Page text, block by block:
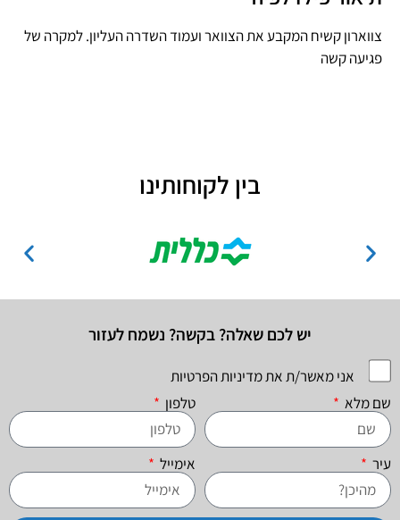
צווארון קשיח המקבע את הצוואר ועמוד השדרה העליון. למקרה של
פגיעה קשה
בין לקוחותינו
יש לכם שאלה? בקשה? נשמח לעזור
אני מאשר/ת את מדיניות הפרטיות
שם מלא
טלפון
עיר אימייל